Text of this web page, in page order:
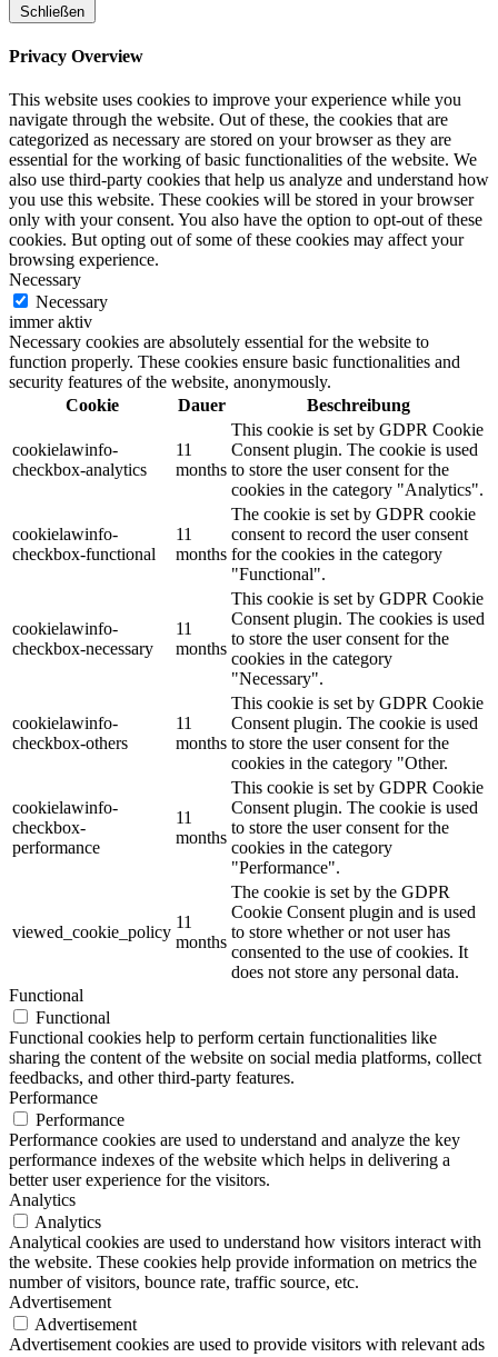
Schließen
Privacy Overview
This website uses cookies to improve your experience while you
navigate through the website. Out of these, the cookies that are
categorized as necessary are stored on your browser as they are
essential for the working of basic functionalities of the website. We
also use third-party cookies that help us analyze and understand how
you use this website. These cookies will be stored in your browser
only with your consent. You also have the option to opt-out of these
cookies. But opting out of some of these cookies may affect your
browsing experience.
Necessary
Necessary
immer aktiv
Necessary cookies are absolutely essential for the website to
function properly. These cookies ensure basic functionalities and
security features of the website, anonymously.
Cookie
Dauer Beschreibung
cookielawinfo-
checkbox-analytics
11
months
This cookie is set by GDPR Cookie
Consent plugin. The cookie is used
to store the user consent for the
cookies in the category "Analytics".
cookielawinfo-
checkbox-functional
11
months
The cookie is set by GDPR cookie
consent to record the user consent
for the cookies in the category
"Functional".
cookielawinfo-
checkbox-necessary
11
months
This cookie is set by GDPR Cookie
Consent plugin. The cookies is used
to store the user consent for the
cookies in the category
"Necessary".
cookielawinfo-
checkbox-others
11
months
This cookie is set by GDPR Cookie
Consent plugin. The cookie is used
to store the user consent for the
cookies in the category "Other.
cookielawinfo-
checkbox-
performance
11
months
This cookie is set by GDPR Cookie
Consent plugin. The cookie is used
to store the user consent for the
cookies in the category
"Performance".
viewed_cookie_policy
11
months
The cookie is set by the GDPR
Cookie Consent plugin and is used
to store whether or not user has
consented to the use of cookies. It
does not store any personal data.
Functional
Functional
Functional cookies help to perform certain functionalities like
sharing the content of the website on social media platforms, collect
feedbacks, and other third-party features.
Performance
Performance
Performance cookies are used to understand and analyze the key
performance indexes of the website which helps in delivering a
better user experience for the visitors.
Analytics
Analytics
Analytical cookies are used to understand how visitors interact with
the website. These cookies help provide information on metrics the
number of visitors, bounce rate, traffic source, etc.
Advertisement
Advertisement
Advertisement cookies are used to provide visitors with relevant ads